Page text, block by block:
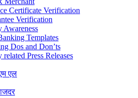
Certificate Verification
Verification
Awareness
Templates
Dos and Don’ts
Press Releases
एल